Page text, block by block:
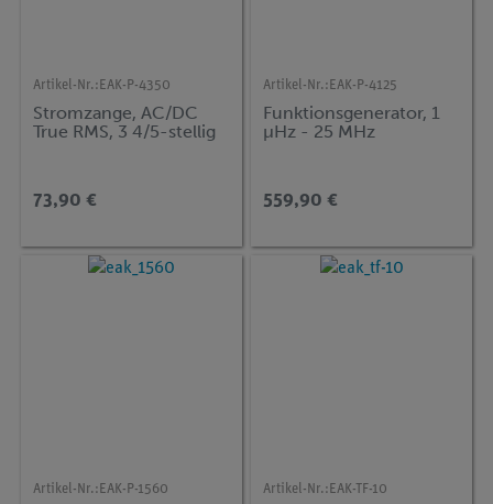
Artikel-Nr.: EAK-P-4350
Stromzange, AC/DC
True RMS, 3 4/5-stellig
73,90 €
Artikel-Nr.: EAK-P-4125
Funktionsgenerator, 1
µHz - 25 MHz
559,90 €
Artikel-Nr.: EAK-P-1560 Artikel-Nr.: EAK-TF-10